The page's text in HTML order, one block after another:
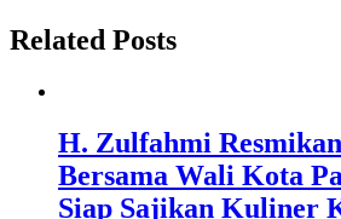
Related Posts
H. Zulfahmi
Bersama Wali Kota
Siap Sajikan Kuliner